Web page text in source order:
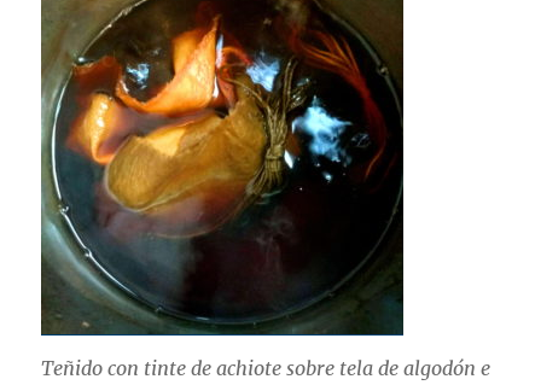
Teñido con tinte de achiote sobre tela de algodón e